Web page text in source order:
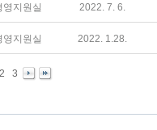
영지원실 2022. 7. 6.
영지원실 2022. 1.28.
2 3